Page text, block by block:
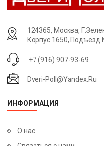
124365, Москва,
Корпус 1650, Подъезд
+7 (916) 907-93-69
Dveri-Poll@yandex.ru
ИНФОРМАЦИЯ
О нас